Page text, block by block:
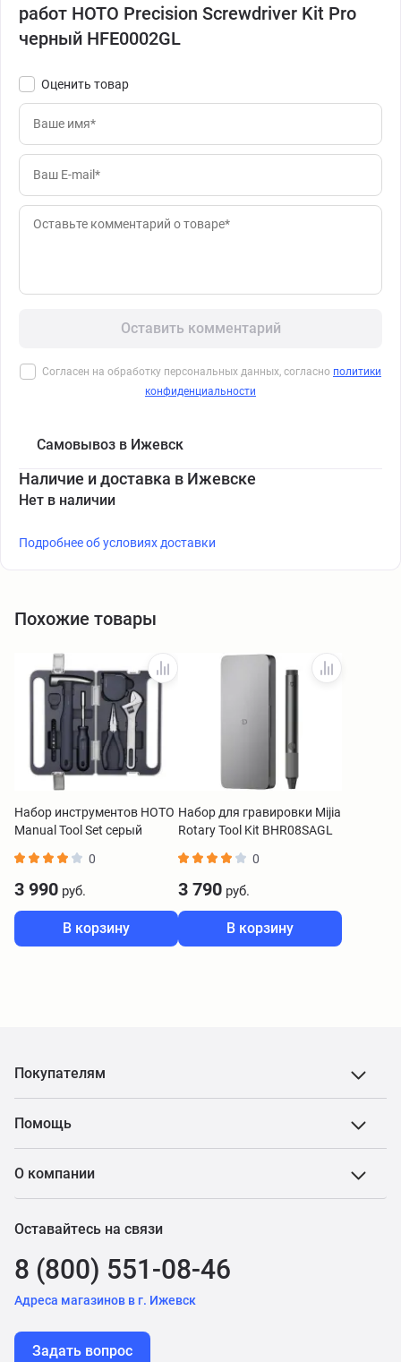
работ HOTO Precision Screwdriver Kit Pro
черный HFE0002GL
Оценить товар
Оставить комментарий
Согласен на обработку персональных данных, согласно политики
конфиденциальности
Самовывоз в Ижевск
Наличие и доставка в Ижевске
Нет в наличии
Подробнее об условиях доставки
Похожие товары
Набор инструментов HOTO
Manual Tool Set серый
0
3 990 руб.
В корзину
Набор для гравировки Mijia
Rotary Tool Kit BHR08SAGL
0
3 790 руб.
В корзину
Покупателям
Помощь
О компании
Оставайтесь на связи
8 (800) 551-08-46
Адреса магазинов в г. Ижевск
Задать вопрос